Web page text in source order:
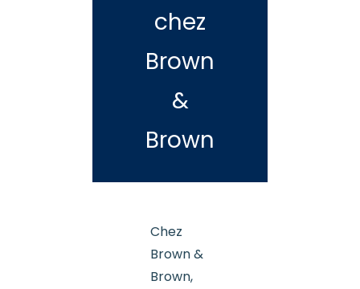
chez
Brown
&
Brown
Chez
Brown &
Brown,